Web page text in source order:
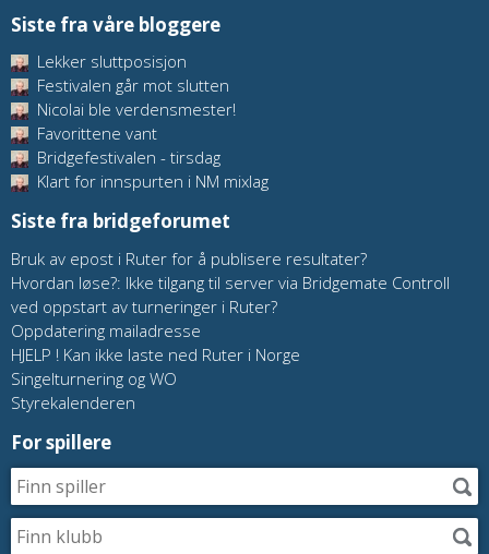
Siste fra våre bloggere
Lekker sluttposisjon
Festivalen går mot slutten
Nicolai ble verdensmester!
Favorittene vant
Bridgefestivalen - tirsdag
Klart for innspurten i NM mixlag
Siste fra bridgeforumet
Bruk av epost i Ruter for å publisere resultater?
Hvordan løse?: Ikke tilgang til server via Bridgemate Controll
ved oppstart av turneringer i Ruter?
Oppdatering mailadresse
HJELP ! Kan ikke laste ned Ruter i Norge
Singelturnering og WO
Styrekalenderen
For spillere